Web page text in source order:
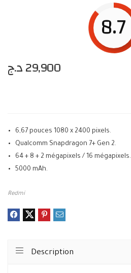
8.7
29,900د.ج
6,67 pouces 1080 x 2400 pixels.
Qualcomm Snapdragon 7+ Gen 2.
64 + 8 + 2 mégapixels / 16 mégapixels.
5000 mAh.
Redmi
Description